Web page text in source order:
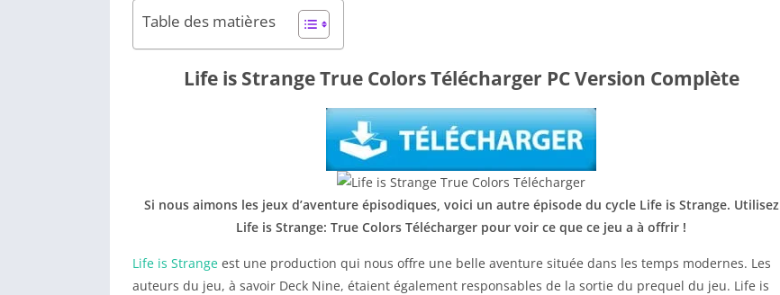
Table des matières
Life is Strange True Colors Télécharger PC Version Complète
Si nous aimons les jeux d’aventure épisodiques, voici un autre épisode du cycle Life is Strange. Utilisez
Life is Strange: True Colors Télécharger pour voir ce que ce jeu a à offrir !
Life is Strange est une production qui nous offre une belle aventure située dans les temps modernes. Les
auteurs du jeu, à savoir Deck Nine, étaient également responsables de la sortie du prequel du jeu. Life is